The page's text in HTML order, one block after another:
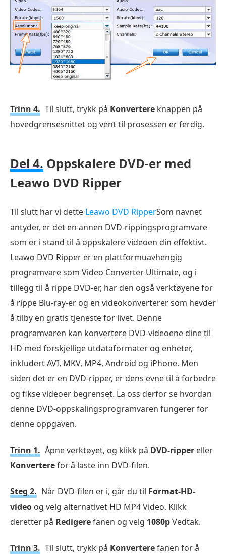
Trinn 4. Til slutt, trykk på Konvertere knappen på
hovedgrensesnittet og vent til prosessen er ferdig.
Del 4. Oppskalere DVD-er med
Leawo DVD Ripper
Til slutt har vi dette Leawo DVD RipperSom navnet
antyder, er det en annen DVD-rippingsprogramvare
som er i stand til å oppskalere videoen din effektivt.
Leawo DVD Ripper er en plattformuavhengig
programvare som Video Converter Ultimate, og i
tillegg til å rippe DVD-er, har den også verktøyene for
å rippe Blu-ray-er og en videokonverterer som hevder
å tilby en gratis tjeneste for livet. Denne
programvaren kan konvertere DVD-videoene dine til
HD med forskjellige utdataformater og enheter,
inkludert AVI, MKV, MP4, Android og iPhone. Men
siden det er en DVD-ripper, er dens evne til å forbedre
og fikse videoer begrenset. La oss derfor se hvordan
denne DVD-oppskalingsprogramvaren fungerer for
denne oppgaven.
Trinn 1. Åpne verktøyet, og klikk på DVD-ripper eller
Konverterefor å laste inn DVD-filen.
Steg 2. Når DVD-filen er i, går du til Format-HD-
video og velg alternativet HD MP4 Video. Klikk
deretter på Redigerefanen og velg 1080pVedtak.
Trinn 3. Til slutt, trykk på Konverterefanen for å